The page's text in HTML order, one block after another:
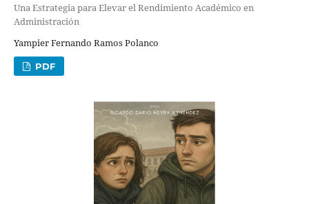
Una Estrategia para Elevar el Rendimiento Académico en
Administración
Yampier Fernando Ramos Polanco
PDF